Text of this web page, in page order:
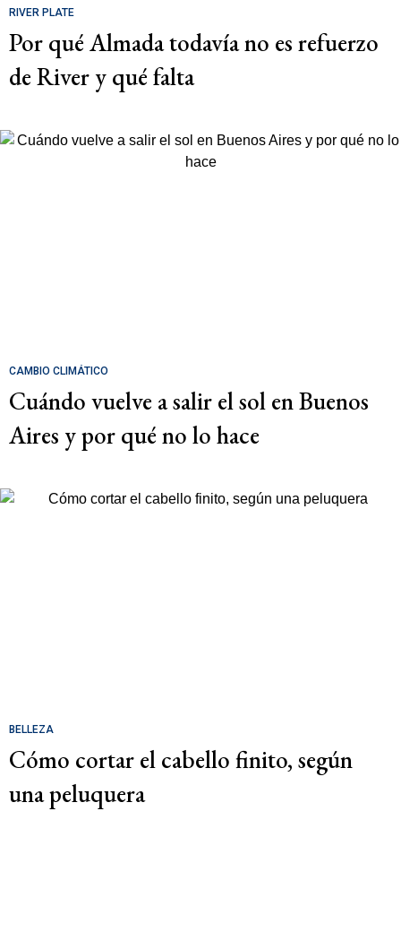
RIVER PLATE
Por qué Almada todavía no es refuerzo
de River y qué falta
CAMBIO CLIMÁTICO
Cuándo vuelve a salir el sol en Buenos
Aires y por qué no lo hace
BELLEZA
Cómo cortar el cabello finito, según
una peluquera